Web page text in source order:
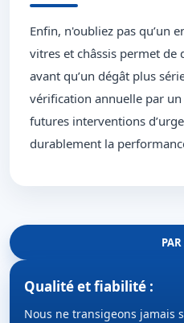
Enfin, n'oubliez pas qu’un
vitres et châssis permet de
avant qu’un dégât plus
vérification annuelle par
futures interventions
durablement la
Qualité et fiabilité :
Nous ne transigeons jamais